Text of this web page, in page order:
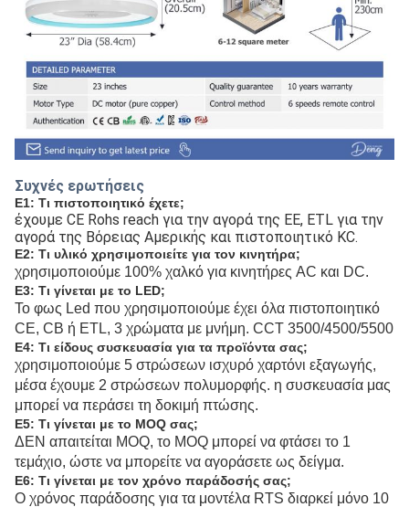
Συχνές ερωτήσεις
Ε1: Τι πιστοποιητικό έχετε;
έχουμε CE Rohs reach για την αγορά της ΕΕ, ETL για την
αγορά της Βόρειας Αμερικής και πιστοποιητικό KC.
Ε2: Τι υλικό χρησιμοποιείτε για τον κινητήρα;
χρησιμοποιούμε 100% χαλκό για κινητήρες AC και DC.
Ε3: Τι γίνεται με το LED;
Το φως Led που χρησιμοποιούμε έχει όλα πιστοποιητικό
CE, CB ή ETL, 3 χρώματα με μνήμη. CCT 3500/4500/5500
Ε4: Τι είδους συσκευασία για τα προϊόντα σας;
χρησιμοποιούμε 5 στρώσεων ισχυρό χαρτόνι εξαγωγής,
μέσα έχουμε 2 στρώσεων πολυμορφής. η συσκευασία μας
μπορεί να περάσει τη δοκιμή πτώσης.
Ε5: Τι γίνεται με το MOQ σας;
ΔΕΝ απαιτείται MOQ, το MOQ μπορεί να φτάσει το 1
τεμάχιο, ώστε να μπορείτε να αγοράσετε ως δείγμα.
Ε6: Τι γίνεται με τον χρόνο παράδοσής σας;
Ο χρόνος παράδοσης για τα μοντέλα RTS διαρκεί μόνο 10